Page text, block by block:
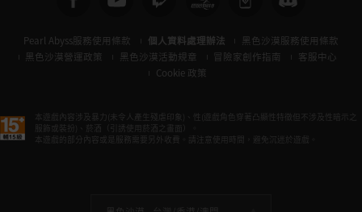
Pearl Abyss服務使用條款 個人資料處理辦法
黑色沙漠服務使用條款
黑色沙漠營運政策
黑色沙漠活動規章 冒險家創作指南
客服中心
Cookie 政策
本遊戲內容涉及暴力(未令人產生殘虐印象)、性(遊戲角色穿著凸顯性特徵但不涉及性暗示之
服飾或裝扮)、菸酒（引誘使用菸酒之畫面）。
本遊戲的部分內容或是服務需要另外收費。請注意使用時間，避免沉迷於遊戲。